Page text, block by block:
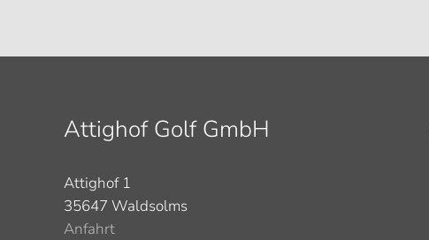
Attighof Golf GmbH
Attighof 1
35647 Waldsolms
Anfahrt